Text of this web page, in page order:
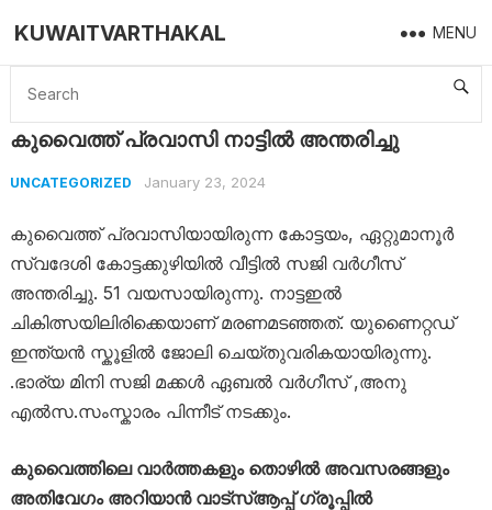
KUWAITVARTHAKAL MENU
Home Uncategorized കുവൈത്ത് പ്രവാസി നാട്ടിൽ അന്തരിച്ചു
കുവൈത്ത് പ്രവാസി നാട്ടിൽ അന്തരിച്ചു
UNCATEGORIZED January 23, 2024
കുവൈത്ത് പ്രവാസിയായിരുന്ന കോട്ടയം, ഏറ്റുമാനൂർ
സ്വദേശി കോട്ടക്കുഴിയിൽ വീട്ടിൽ സജി വർഗീസ്
അന്തരിച്ചു. 51 വയസായിരുന്നു. നാട്ടഇൽ
ചികിത്സയിലിരിക്കെയാണ് മരണമടഞ്ഞത്. യുണൈറ്റഡ്
ഇന്ത്യൻ സ്കൂളിൽ ജോലി ചെയ്തുവരികയായിരുന്നു.
.ഭാര്യ മിനി സജി മക്കൾ ഏബൽ വർഗീസ് ,അനു
എൽസ.സംസ്കാരം പിന്നീട് നടക്കും.
കുവൈത്തിലെ വാർത്തകളും തൊഴിൽ അവസരങ്ങളും
അതിവേഗം അറിയാൻ വാട്സ്ആപ്പ് ഗ്രൂപ്പിൽ